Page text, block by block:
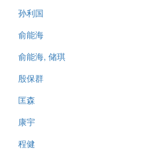
孙利国
俞能海
俞能海, 储琪
殷保群
匡森
康宇
程健